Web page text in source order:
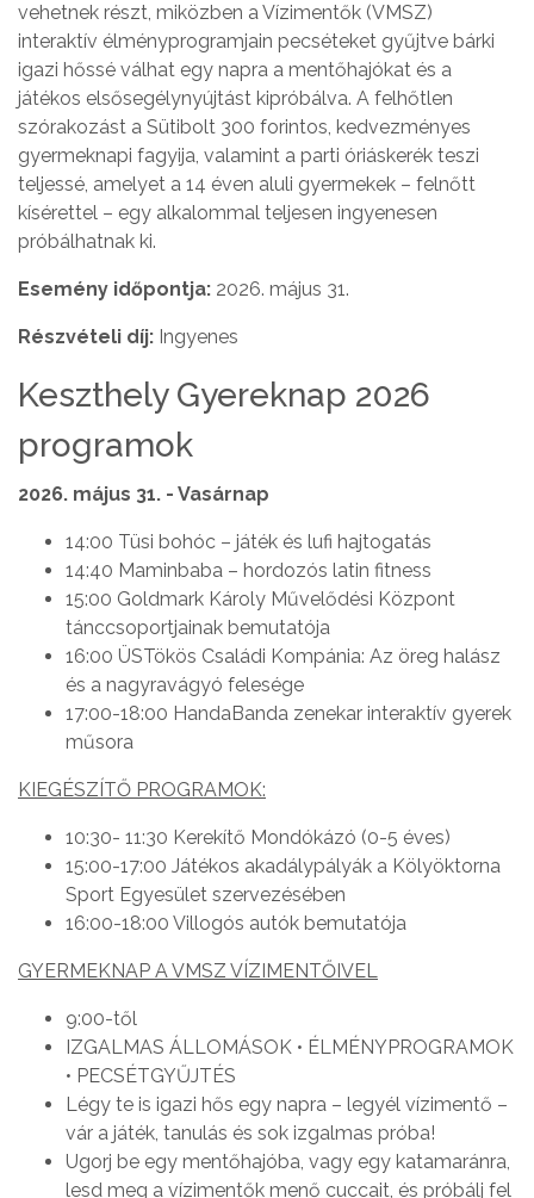
vehetnek részt, miközben a Vízimentők (VMSZ)
interaktív élményprogramjain pecséteket gyűjtve bárki
igazi hőssé válhat egy napra a mentőhajókat és a
játékos elsősegélynyújtást kipróbálva. A felhőtlen
szórakozást a Sütibolt 300 forintos, kedvezményes
gyermeknapi fagyija, valamint a parti óriáskerék teszi
teljessé, amelyet a 14 éven aluli gyermekek – felnőtt
kísérettel – egy alkalommal teljesen ingyenesen
próbálhatnak ki.
Esemény időpontja: 2026. május 31.
Részvételi díj: Ingyenes
Keszthely Gyereknap 2026
programok
2026. május 31. - Vasárnap
14:00 Tüsi bohóc – játék és lufi hajtogatás
14:40 Maminbaba – hordozós latin fitness
15:00 Goldmark Károly Művelődési Központ
tánccsoportjainak bemutatója
16:00 ÜSTökös Családi Kompánia: Az öreg halász
és a nagyravágyó felesége
17:00-18:00 HandaBanda zenekar interaktív gyerek
műsora
KIEGÉSZÍTŐ PROGRAMOK:
10:30- 11:30 Kerekítő Mondókázó (0-5 éves)
15:00-17:00 Játékos akadálypályák a Kölyöktorna
Sport Egyesület szervezésében
16:00-18:00 Villogós autók bemutatója
GYERMEKNAP A VMSZ VÍZIMENTŐIVEL
9:00-től
IZGALMAS ÁLLOMÁSOK • ÉLMÉNYPROGRAMOK
• PECSÉTGYŰJTÉS
Légy te is igazi hős egy napra – legyél vízimentő –
vár a játék, tanulás és sok izgalmas próba!
Ugorj be egy mentőhajóba, vagy egy katamaránra,
lesd meg a vízimentők menő cuccait, és próbálj fel